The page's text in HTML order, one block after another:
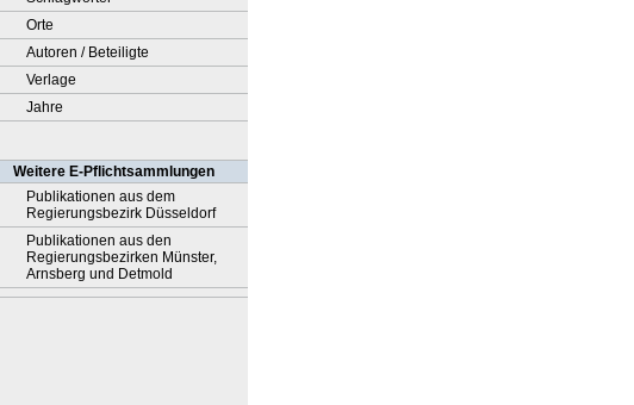
Orte
Autoren / Beteiligte
Verlage
Jahre
Weitere E-Pflichtsammlungen
Publikationen aus dem
Regierungsbezirk Düsseldorf
Publikationen aus den
Regierungsbezirken Münster,
Arnsberg und Detmold